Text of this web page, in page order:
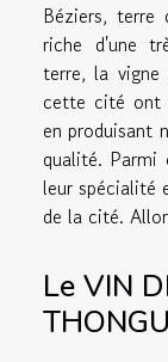
Béziers,
riche d'une
terre, la vigne
cette cité ont
en produisant
qualité.
leur spécialité
de la cité.
Le VIN